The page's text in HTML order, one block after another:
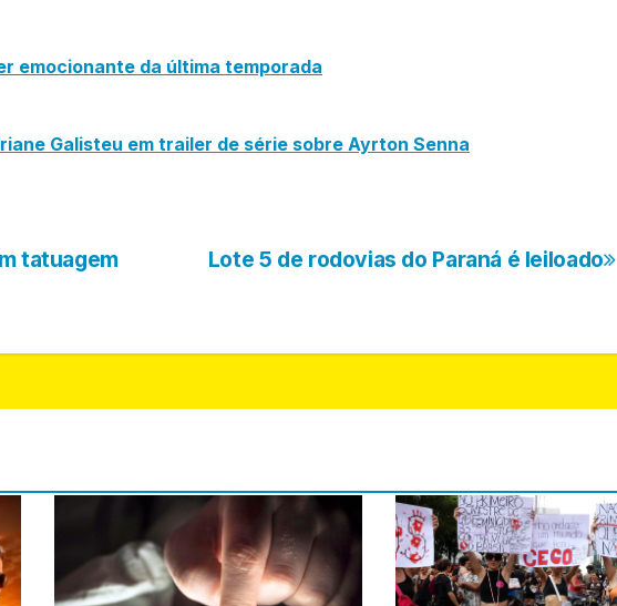
emocionante da última temporada
Galisteu em trailer de série sobre Ayrton Senna
Lote 5 de rodovias do Paraná é leiloado
tatuagem